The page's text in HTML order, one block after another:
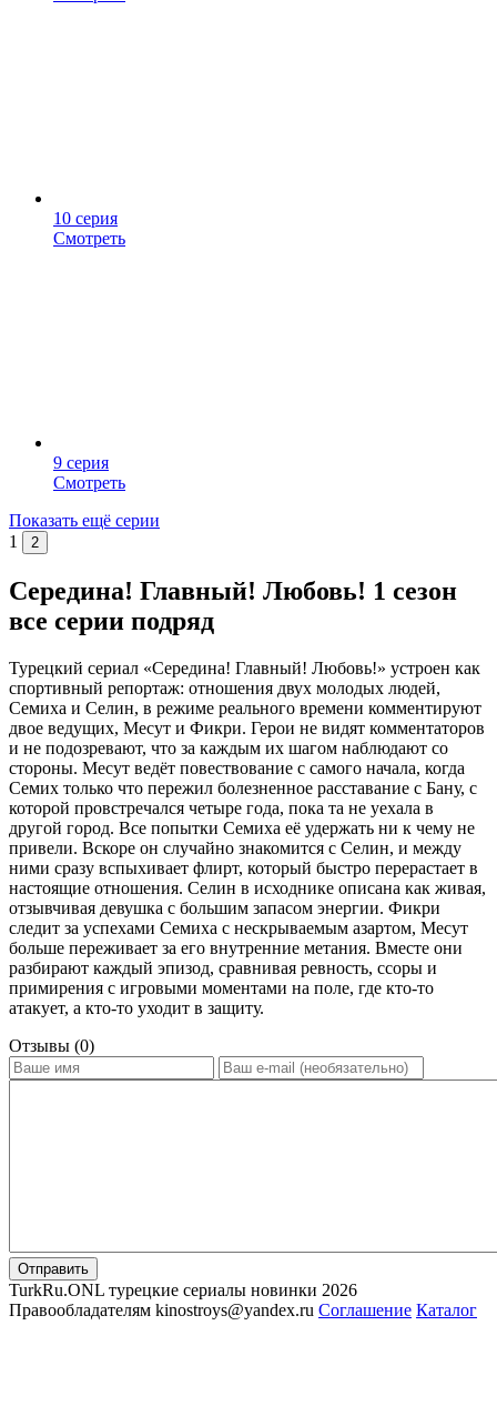
10 серия
Смотреть
9 серия
Смотреть
Показать ещё серии
1
2
Середина! Главный! Любовь! 1 сезон
все серии подряд
Турецкий сериал «Середина! Главный! Любовь!» устроен как
спортивный репортаж: отношения двух молодых людей,
Семиха и Селин, в режиме реального времени комментируют
двое ведущих, Месут и Фикри. Герои не видят комментаторов
и не подозревают, что за каждым их шагом наблюдают со
стороны. Месут ведёт повествование с самого начала, когда
Семих только что пережил болезненное расставание с Бану, с
которой провстречался четыре года, пока та не уехала в
другой город. Все попытки Семиха её удержать ни к чему не
привели. Вскоре он случайно знакомится с Селин, и между
ними сразу вспыхивает флирт, который быстро перерастает в
настоящие отношения. Селин в исходнике описана как живая,
отзывчивая девушка с большим запасом энергии. Фикри
следит за успехами Семиха с нескрываемым азартом, Месут
больше переживает за его внутренние метания. Вместе они
разбирают каждый эпизод, сравнивая ревность, ссоры и
примирения с игровыми моментами на поле, где кто-то
атакует, а кто-то уходит в защиту.
Отзывы (0)
Отправить
TurkRu.ONL турецкие сериалы новинки 2026
Правообладателям kinostroys@yandex.ru Соглашение Каталог